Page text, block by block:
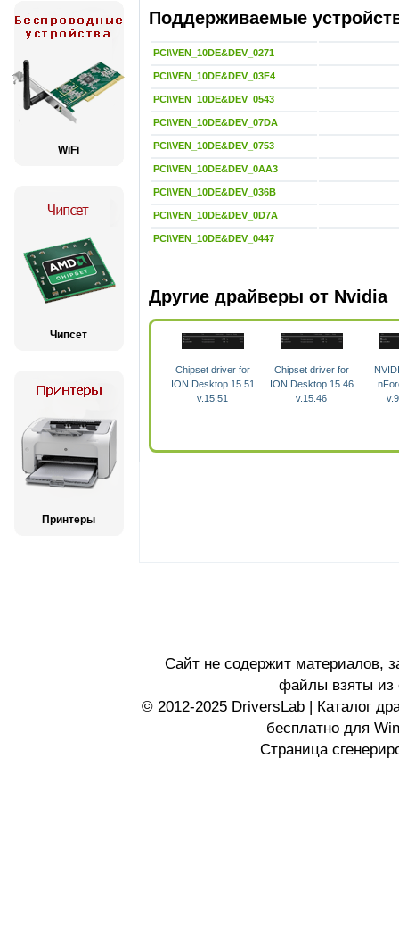
WiFi
Чипсет
Принтеры
Поддерживаемые
PCI\VEN_10DE&DEV_0271
PCI\VEN_10DE&DEV_03F4
PCI\VEN_10DE&DEV_0543
PCI\VEN_10DE&DEV_07DA
PCI\VEN_10DE&DEV_0753
PCI\VEN_10DE&DEV_0AA3
PCI\VEN_10DE&DEV_036B
PCI\VEN_10DE&DEV_0D7A
PCI\VEN_10DE&DEV_0447
Другие драйверы от Nvidia
Chipset driver for
ION Desktop 15.51
v.15.51
Chipset driver for
ION Desktop 15.46
v.15.46
Сайт не содержит материалов,
файлы взяты из
© 2012-2025 DriversLab | Каталог
бесплатно для
Страница